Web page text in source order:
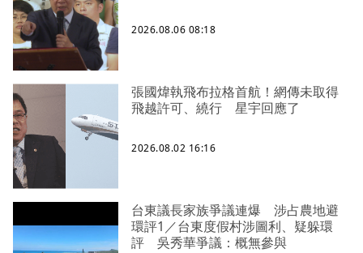
2026.08.06 08:18
張國煒執飛布拉格首航！網傳未取得
飛越許可、繞行 星宇回應了
2026.08.02 16:16
台東議長家族爭議連爆 涉占農地避
環評1／台東度假村涉圖利、疑躲環
評 吳秀華爭議：概無參與